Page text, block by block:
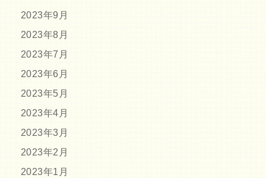
2023年9月
2023年8月
2023年7月
2023年6月
2023年5月
2023年4月
2023年3月
2023年2月
2023年1月